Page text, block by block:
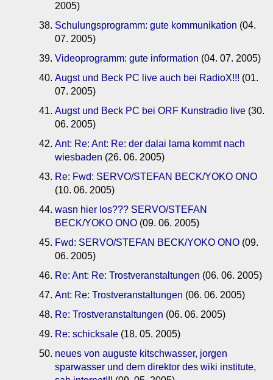
2005)
Schulungsprogramm: gute kommunikation (04.
07. 2005)
Videoprogramm: gute information (04. 07. 2005)
Augst und Beck PC live auch bei RadioX!!! (01.
07. 2005)
Augst und Beck PC bei ORF Kunstradio live (30.
06. 2005)
Ant: Re: Ant: Re: der dalai lama kommt nach
wiesbaden (26. 06. 2005)
Re: Fwd: SERVO/STEFAN BECK/YOKO ONO
(10. 06. 2005)
wasn hier los??? SERVO/STEFAN
BECK/YOKO ONO (09. 06. 2005)
Fwd: SERVO/STEFAN BECK/YOKO ONO (09.
06. 2005)
Re: Ant: Re: Trostveranstaltungen (06. 06. 2005)
Ant: Re: Trostveranstaltungen (06. 06. 2005)
Re: Trostveranstaltungen (06. 06. 2005)
Re: schicksale (18. 05. 2005)
neues von auguste kitschwasser, jorgen
sparwasser und dem direktor des wiki institute,